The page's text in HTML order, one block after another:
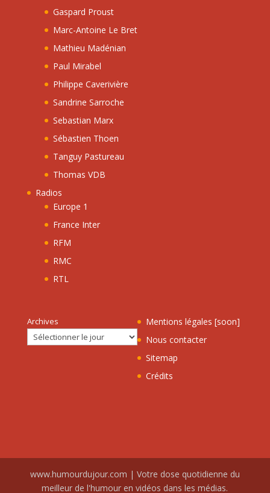
Gaspard Proust
Marc-Antoine Le Bret
Mathieu Madénian
Paul Mirabel
Philippe Caverivière
Sandrine Sarroche
Sebastian Marx
Sébastien Thoen
Tanguy Pastureau
Thomas VDB
Radios
Europe 1
France Inter
RFM
RMC
RTL
Archives
Mentions légales [soon]
Nous contacter
Sitemap
Crédits
www.humourdujour.com | Votre dose quotidienne du
meilleur de l'humour en vidéos dans les médias.